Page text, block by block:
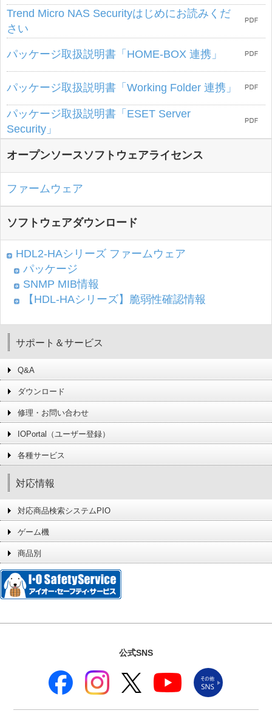
Trend Micro NAS Securityはじめにお読みくだ
さい
パッケージ取扱説明書「HOME-BOX 連携」
パッケージ取扱説明書「Working Folder 連携」
パッケージ取扱説明書「ESET Server
Security」
オープンソースソフトウェアライセンス
ファームウェア
ソフトウェアダウンロード
HDL2-HAシリーズ ファームウェア
パッケージ
SNMP MIB情報
【HDL-HAシリーズ】脆弱性確認情報
サポート＆サービス
Q&A
ダウンロード
修理・お問い合わせ
IOPortal（ユーザー登録）
各種サービス
対応情報
対応商品検索システムPIO
ゲーム機
商品別
公式SNS